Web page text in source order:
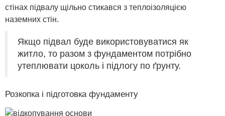
стінах підвалу щільно стикався з теплоізоляцією
наземних стін.
Якщо підвал буде використовуватися як
житло, то разом з фундаментом потрібно
утеплювати цоколь і підлогу по ґрунту.
Розкопка і підготовка фундаменту